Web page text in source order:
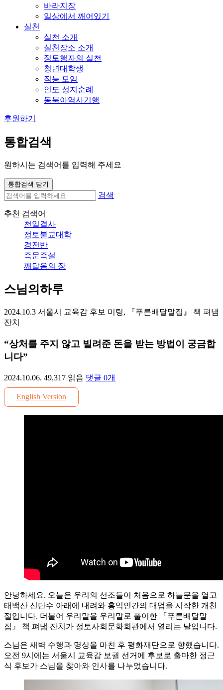
바라지장
일상에서 깨어있기
실천
실천 소개
실천장소 소개
정토행자의 실천
청년대학생
직능 모임
인도 성지순례
동북아역사기행
후원하기
통합검색
원하시는 검색어를 입력해 주세요
통합검색 닫기
검색
추천 검색어
천일결사
정토불교대학
경전반
즉문즉설
깨달음의 장
스님의하루
2024.10.3 서울시 교육감 후보 미팅, 『푸른배달말집』 책 펴냄
잔치
“상처를 주지 않고 빌려준 돈을 받는 방법이 궁금합
니다”
2024.10.06. 49,317 읽음 댓글 0개
English Version
안녕하세요. 오늘은 우리의 선조들이 처음으로 하늘문을 열고
태백산 신단수 아래에 내려와 홍익인간의 대업을 시작한 개천
절입니다. 더불어 우리말을 우리말로 풀이한 『푸른배달말
집』 책 펴냄 잔치가 정토사회문화회관에서 열리는 날입니다.
스님은 새벽 수행과 명상을 마친 후 평화재단으로 향했습니다.
오전 9시에는 서울시 교육감 보궐 선거에 후보로 출마한 정근
식 후보가 스님을 찾아와 인사를 나누었습니다.